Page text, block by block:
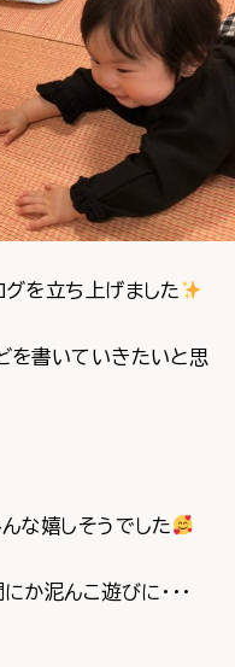
を立ち上げました
を書いていきたいと思
な嬉しそうでした
泥んこ遊びに・・・